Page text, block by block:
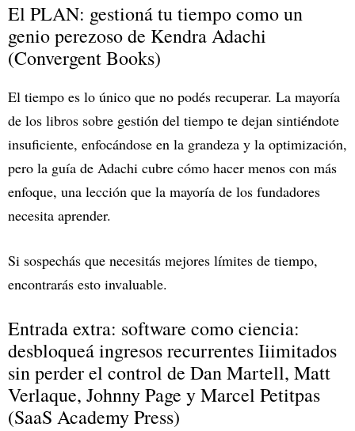
El PLAN: gestioná tu tiempo como un
genio perezoso de Kendra Adachi
(Convergent Books)
El tiempo es lo único que no podés recuperar. La mayoría
de los libros sobre gestión del tiempo te dejan sintiéndote
insuficiente, enfocándose en la grandeza y la optimización,
pero la guía de Adachi cubre cómo hacer menos con más
enfoque, una lección que la mayoría de los fundadores
necesita aprender.
Si sospechás que necesitás mejores límites de tiempo,
encontrarás esto invaluable.
Entrada extra: software como ciencia:
desbloqueá ingresos recurrentes Iiimitados
sin perder el control de Dan Martell, Matt
Verlaque, Johnny Page y Marcel Petitpas
(SaaS Academy Press)